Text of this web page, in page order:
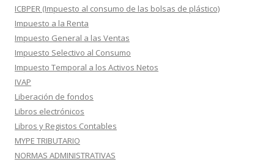
ICBPER (Impuesto al consumo de las bolsas de plástico)
Impuesto a la Renta
Impuesto General a las Ventas
Impuesto Selectivo al Consumo
Impuesto Temporal a los Activos Netos
IVAP
Liberación de fondos
Libros electrónicos
Libros y Registos Contables
MYPE TRIBUTARIO
NORMAS ADMINISTRATIVAS